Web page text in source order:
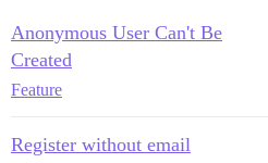
Anonymous User Can't Be
Created
Feature
Register without email